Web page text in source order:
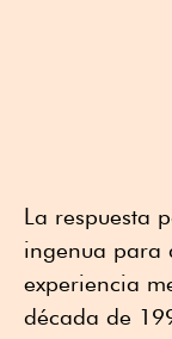
La respuesta
ingenua para
experiencia
década de